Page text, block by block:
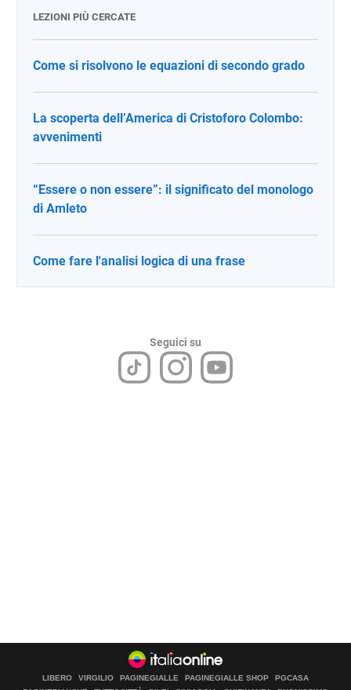
LEZIONI PIÙ CERCATE
Come si risolvono le equazioni di secondo grado
La scoperta dell’America di Cristoforo Colombo:
avvenimenti
“Essere o non essere”: il significato del monologo
di Amleto
Come fare l'analisi logica di una frase
Seguici su
LIBERO VIRGILIO PAGINEGIALLE PAGINEGIALLE SHOP
PGCASA